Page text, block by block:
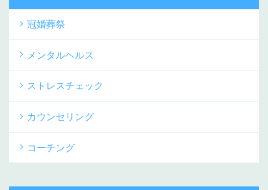
冠婚葬祭
メンタルヘルス
ストレスチェック
カウンセリング
コーチング